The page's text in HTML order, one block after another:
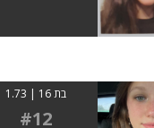
בת 16 | 1.73
#12